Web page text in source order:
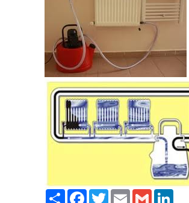
PaylaşFacebook
TwitterEmailGmail